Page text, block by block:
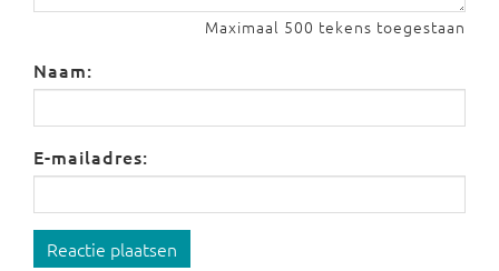
Maximaal 500 tekens toegestaan
Naam:
E-mailadres:
Reactie plaatsen